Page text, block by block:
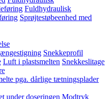
Fuldhydraulisk
Sprøjtestøbeenhed med
Snekkeprofil
Luft i plastsmelten Snekkeslitage
pga. dårlige tætningsplader
under doseringen Modtryk